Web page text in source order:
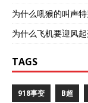
为什么吼猴的叫声特
为什么飞机要迎风起
TAGS
918事变 B超